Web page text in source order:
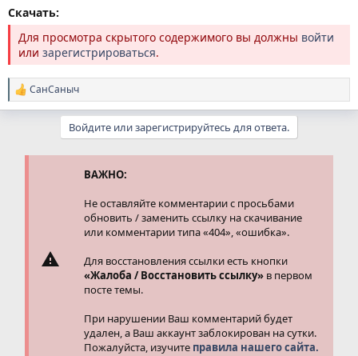
Скачать:
Для просмотра скрытого содержимого вы должны войти
или зарегистрироваться.
Р
е
СанСаныч
Войдите или зарегистрируйтесь для ответа.
ВАЖНО:
Не оставляйте комментарии с просьбами
обновить / заменить ссылку на скачивание
или комментарии типа «404», «ошибка».
Для восстановления ссылки есть кнопки
«Жалоба / Восстановить ссылку» в первом
посте темы.
При нарушении Ваш комментарий будет
удален, а Ваш аккаунт заблокирован на сутки.
Пожалуйста, изучите правила нашего сайта.